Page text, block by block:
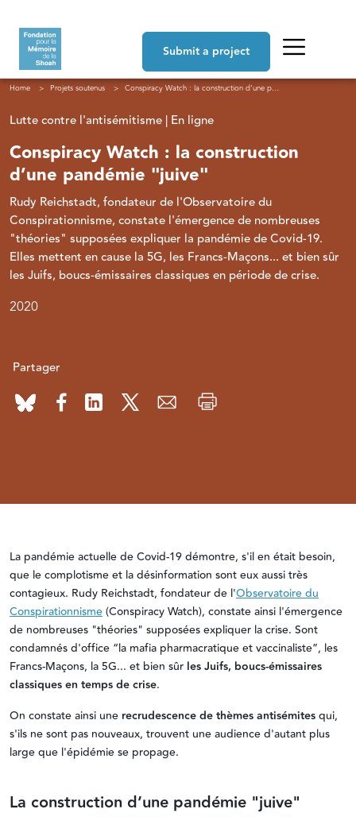
Submit a project
Breadcrumb
Home Projets soutenus Conspiracy Watch : la construction d’une pandémie "juive"
Lutte contre l'antisémitisme | En ligne
Conspiracy Watch : la construction
d’une pandémie "juive"
Rudy Reichstadt, fondateur de l'Observatoire du
Conspirationnisme, constate l'émergence de nombreuses
"théories" supposées expliquer la pandémie de Covid-19.
Elles mettent en cause la 5G, les Francs-Maçons... et bien sûr
les Juifs, boucs-émissaires classiques en période de crise.
2020
Partager
La pandémie actuelle de Covid-19 démontre, s'il en était besoin,
que le complotisme et la désinformation sont eux aussi très
contagieux. Rudy Reichstadt, fondateur de l'Observatoire du
Conspirationnisme(Conspiracy Watch), constate ainsi l'émergence
de nombreuses "théories" supposées expliquer la crise. Sont
condamnés d'office “la mafia pharmacratique et vaccinaliste”, les
Francs-Maçons, la 5G... et bien sûr les Juifs, boucs-émissaires
classiques en temps de crise.
On constate ainsi une recrudescence de thèmes antisémitesqui,
s'ils ne sont pas nouveaux, trouvent une audience d'autant plus
large que l'épidémie se propage.
La construction d’une pandémie "juive"